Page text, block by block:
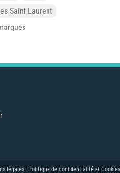
Saint Laurent
légales | Politique de confidentialité et Cookies